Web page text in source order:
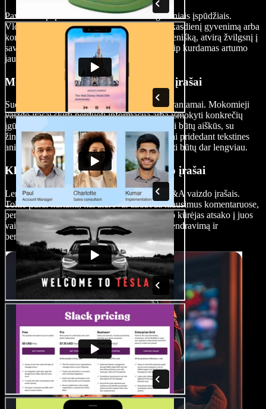
Paverskite paprastas akimirkas kinematografiniais įspūdžiais.
Vloguose dažniausiai autorius fiksuoja savo kasdienį gyvenimą arba
konkrečius įvykius ir suteikia žiūrovams asmenišką, atvirą žvilgsnį į
savo rutiną, nuotykius ar ypatingas progas, taip kurdamas artumo
jausmą.
Mokomieji / instruktaciniai vaizdo įrašai
Sudėtingas sąvokas perteikite vizualiai ir suprantamai. Mokomieji
vaizdo įrašai skirti perduoti informaciją arba išmokyti konkrečių
įgūdžių. Jie struktūruoti taip, kad paaiškinimai būtų aiškūs, su
žingsnis po žingsnio demonstracijomis, dažnai pridedant tekstines
animacijas ar grafinius elementus, kad suprasti būtų dar lengviau.
Klausimų-atsakymų (Q&A) vaizdo įrašai
Lengvai atsakykite į žiūrovų klausimus su Q&A vaizdo įrašais.
Tokie įrašai kuriami, kai žiūrovai užduoda klausimus komentaruose,
per socialinius tinklus ar kitose platformose, o kūrėjas atsako į juos
vaizdo formatu, taip skatindamas tiesioginį bendravimą ir
bendruomenės jausmą.